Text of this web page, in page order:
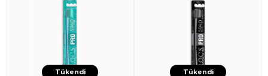
Tükendi Tükendi